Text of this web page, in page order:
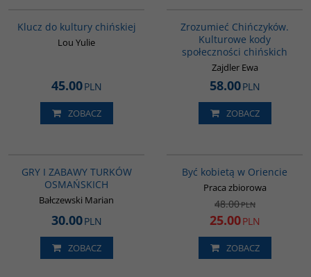
Klucz do kultury chińskiej
Lou Yulie
45.00PLN
ZOBACZ
Zrozumieć Chińczyków.
Kulturowe kody
społeczności chińskich
Zajdler Ewa
58.00PLN
ZOBACZ
GRY I ZABAWY TURKÓW
OSMAŃSKICH
Bałczewski Marian
30.00PLN
ZOBACZ
Być kobietą w Oriencie
Praca zbiorowa
48.00PLN
25.00PLN
ZOBACZ